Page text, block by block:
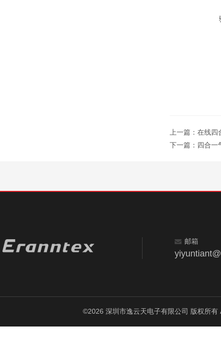
上一篇： 在线四
下一篇： 四合一
邮箱
©2026 深圳市逸云天电子有限公司 版权所有